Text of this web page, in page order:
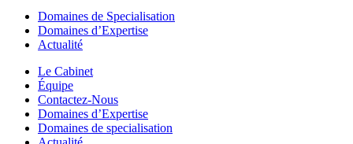
Domaines de Specialisation
Domaines d’Expertise
Actualité
Le Cabinet
Équipe
Contactez-Nous
Domaines d’Expertise
Domaines de specialisation